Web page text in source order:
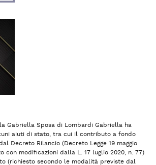
la Gabriella Sposa di Lombardi Gabriella ha
aiuti di stato, tra cui il contributo a fondo
Decreto Rilancio (Decreto Legge 19 maggio
con modificazioni dalla L. 17 luglio 2020, n. 77)
(richiesto secondo le modalità previste dal